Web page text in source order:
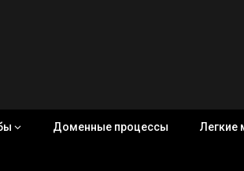
Доменные процессы Легкие